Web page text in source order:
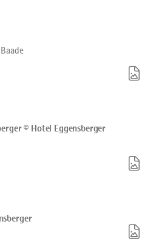
© Hotel Eggensberger